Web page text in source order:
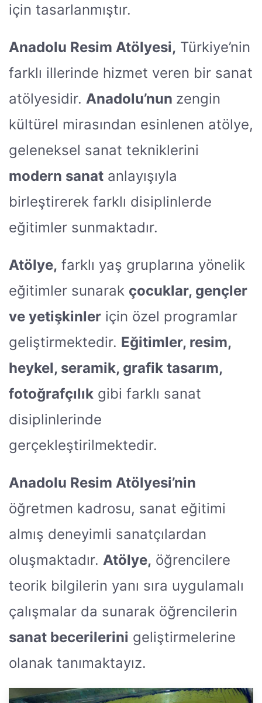
için tasarlanmıştır.
Anadolu Resim Atölyesi, Türkiye’nin
farklı illerinde hizmet veren bir sanat
atölyesidir. Anadolu’nun zengin
kültürel mirasından esinlenen atölye,
geleneksel sanat tekniklerini
modern sanat anlayışıyla
birleştirerek farklı disiplinlerde
eğitimler sunmaktadır.
Atölye, farklı yaş gruplarına yönelik
eğitimler sunarak çocuklar, gençler
ve yetişkinler için özel programlar
geliştirmektedir. Eğitimler, resim,
heykel, seramik, grafik tasarım,
fotoğrafçılık gibi farklı sanat
disiplinlerinde
gerçekleştirilmektedir.
Anadolu Resim Atölyesi’nin
öğretmen kadrosu, sanat eğitimi
almış deneyimli sanatçılardan
oluşmaktadır. Atölye, öğrencilere
teorik bilgilerin yanı sıra uygulamalı
çalışmalar da sunarak öğrencilerin
sanat becerilerini geliştirmelerine
olanak tanımaktayız.